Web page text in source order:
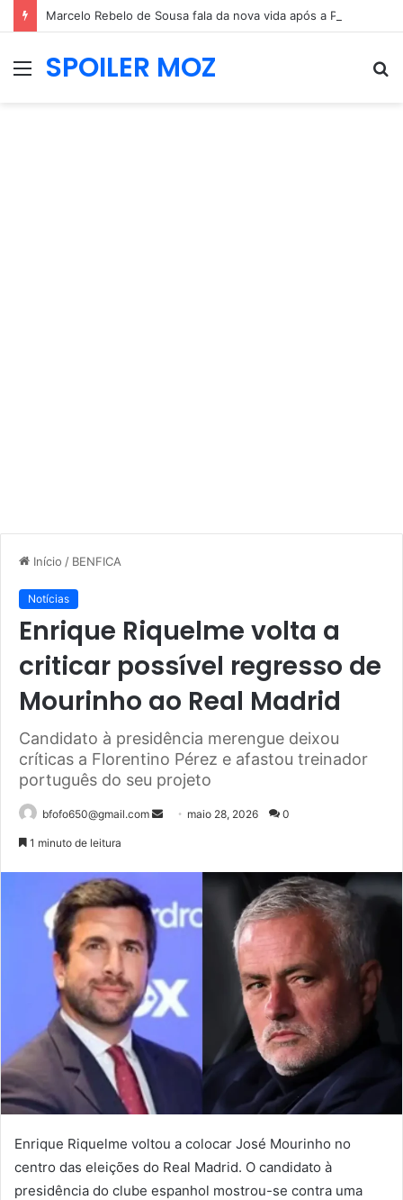
MenuSPOILER MOZ
Início / BENFICA
Notícias
Enrique Riquelme volta a
criticar possível regresso de
Mourinho ao Real Madrid
Candidato à presidência merengue deixou
críticas a Florentino Pérez e afastou treinador
português do seu projeto
bfofo650@gmail.com
Mandemaio 28, 2026 0
1 minuto de leitura
Enrique Riquelme voltou a colocar José Mourinho no
centro das eleições do Real Madrid. O candidato à
presidência do clube espanhol mostrou-se contra uma